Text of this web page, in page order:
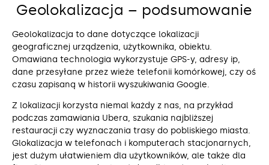
Geolokalizacja – podsumowanie
Geolokalizacja to dane dotyczące lokalizacji
geograficznej urządzenia, użytkownika, obiektu.
Omawiana technologia wykorzystuje GPS-y, adresy ip,
dane przesyłane przez wieże telefonii komórkowej, czy oś
czasu zapisaną w historii wyszukiwania Google.
Z lokalizacji korzysta niemal każdy z nas, na przykład
podczas zamawiania Ubera, szukania najbliższej
restauracji czy wyznaczania trasy do pobliskiego miasta.
Glokalizacja w telefonach i komputerach stacjonarnych,
jest dużym ułatwieniem dla użytkowników, ale także dla